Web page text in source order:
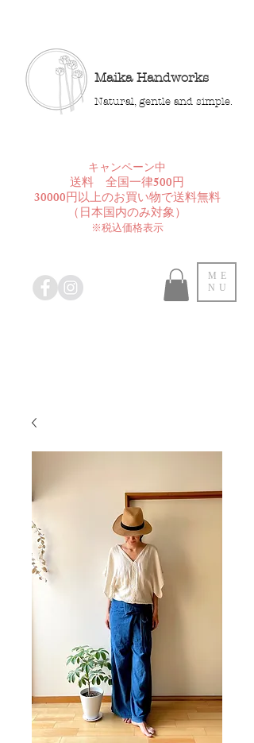
Maika Handworks
Natural, gentle and simple.
​キャンペーン中
送料 全国一律500円
30000円以上のお買い物で送料無料
​（日本国内のみ対象）
※税込価格表示
ME
NU